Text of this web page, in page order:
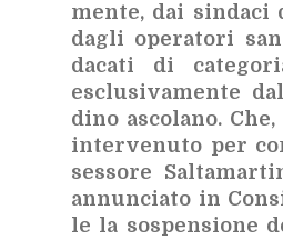
men­te, dai
da­gli ope­ra­to­ri
da­ca­ti di
esclu­si­va­men­te
di­no asco­la­no.
in­ter­ve­nu­to per
ses­so­re
an­nun­cia­to in
le la so­spen­sio­ne